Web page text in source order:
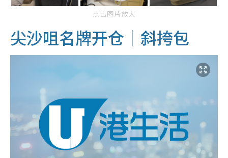
点击图片放大
尖沙咀名牌开仓｜斜挎包